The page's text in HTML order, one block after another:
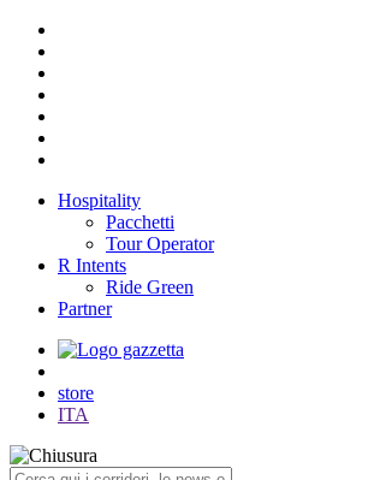
Hospitality
Pacchetti
Tour Operator
R Intents
Ride Green
Partner
store
ITA